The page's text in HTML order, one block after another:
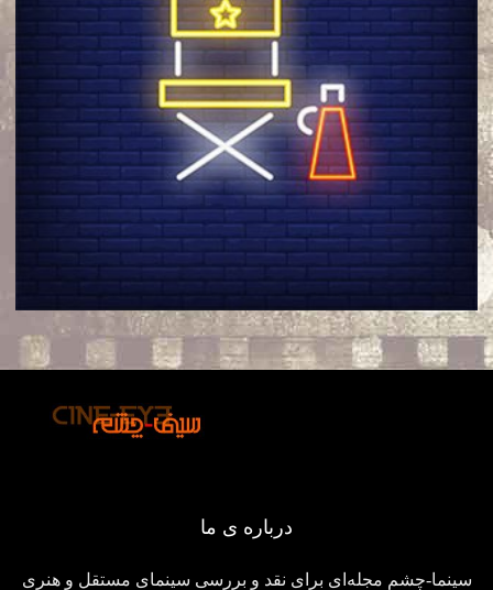
درباره ی ما
سینما-چشم مجله‌ای برای نقد و بررسی سینمای مستقل و هنری